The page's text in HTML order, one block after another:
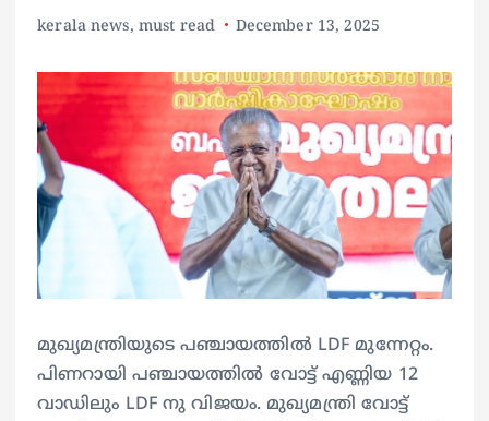
kerala news, must read December 13, 2025
മുഖ്യമന്ത്രിയുടെ പഞ്ചായത്തിൽ LDF മുന്നേറ്റം.
പിണറായി പഞ്ചായത്തിൽ വോട്ട് എണ്ണിയ 12
വാഡിലും LDF നു വിജയം. മുഖ്യമന്ത്രി വോട്ട്